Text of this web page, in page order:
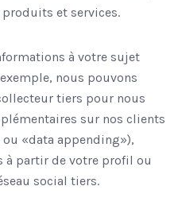
et services.
à votre sujet
nous pouvons
tiers pour nous
sur nos clients
«data appending»),
à partir de votre profil ou
social tiers.